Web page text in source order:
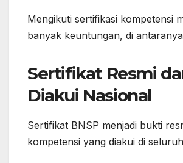
Mengikuti sertifikasi kompetensi
banyak keuntungan, di
Sertifikat Resmi
Diakui Nasional
Sertifikat BNSP menjadi bukti
kompetensi yang diakui di